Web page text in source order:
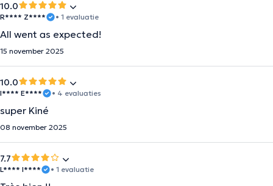
10.0
R**** Z**** • 1 evaluatie
All went as expected!
15 november 2025
10.0
I**** E**** • 4 evaluaties
super Kiné
08 november 2025
7.7
L**** I**** • 1 evaluatie